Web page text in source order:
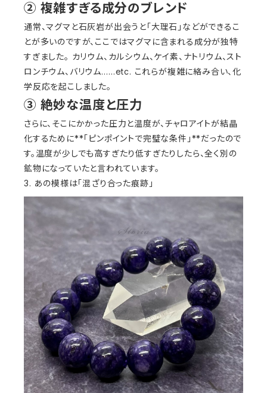
② 複雑すぎる成分のブレンド
通常、マグマと石灰岩が出会うと「大理石」などができるこ
とが多いのですが、ここではマグマに含まれる成分が独特
すぎました。 カリウム、カルシウム、ケイ素、ナトリウム、スト
ロンチウム、バリウム……etc. これらが複雑に絡み合い、化
学反応を起こしました。
③ 絶妙な温度と圧力
さらに、そこにかかった圧力と温度が、チャロアイトが結晶
化するために**「ピンポイントで完璧な条件」**だったので
す。温度が少しでも高すぎたり低すぎたりしたら、全く別の
鉱物になっていたと言われています。
3. あの模様は「混ざり合った痕跡」